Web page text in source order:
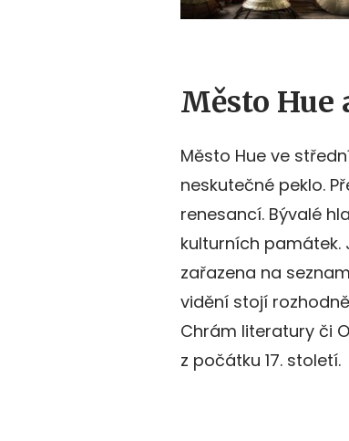
Město
Město Hue ve
neskutečné peklo.
renesancí. Bývalé
kulturních památek.
zařazena na
vidění stojí
Chrám literatury či
z počátku 17. století.